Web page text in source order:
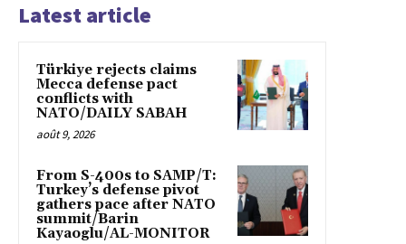
Latest article
Türkiye rejects claims
Mecca defense pact
conflicts with
NATO/DAILY SABAH
août 9, 2026
From S-400s to SAMP/T:
Turkey’s defense pivot
gathers pace after NATO
summit/Barin
Kayaoglu/AL-MONITOR